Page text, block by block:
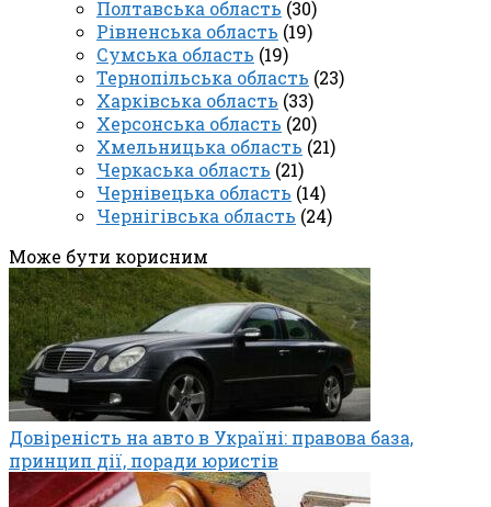
Полтавська область (30)
Рівненська область (19)
Сумська область (19)
Тернопільська область (23)
Харківська область (33)
Херсонська область (20)
Хмельницька область (21)
Черкаська область (21)
Чернівецька область (14)
Чернігівська область (24)
Може бути корисним
Довіреність на авто в Україні: правова база,
принцип дії, поради юристів